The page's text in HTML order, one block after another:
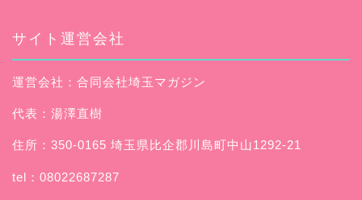
サイト運営会社
運営会社：合同会社埼玉マガジン
代表：湯澤直樹
住所：350-0165 埼玉県比企郡川島町中山1292-21
tel：08022687287